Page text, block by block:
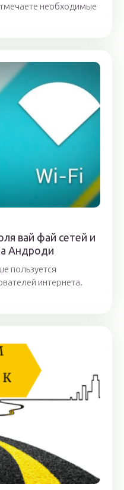
необходимые
вай фай сетей и
Андроди
пользуется
интернета.